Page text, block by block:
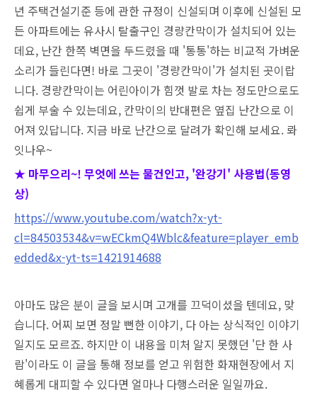
년 주택건설기준 등에 관한 규정이 신설되며 이후에 신설된 모
든 아파트에는 유사시 탈출구인 경량칸막이가 설치되어 있는
데요, 난간 한쪽 벽면을 두드렸을 때 '통통'하는 비교적 가벼운
소리가 들린다면! 바로 그곳이 '경량칸막이'가 설치된 곳이랍
니다. 경량칸막이는 어린아이가 힘껏 발로 차는 정도만으로도
쉽게 부술 수 있는데요, 칸막이의 반대편은 옆집 난간으로 이
어져 있답니다. 지금 바로 난간으로 달려가 확인해 보세요. 롸
잇나우~
★ 마무으리~! 무엇에 쓰는 물건인고, '완강기' 사용법(동영
상)
https://www.youtube.com/watch?x-yt-
cl=84503534&v=wECkmQ4Wblc&feature=player_emb
edded&x-yt-ts=1421914688
아마도 많은 분이 글을 보시며 고개를 끄덕이셨을 텐데요, 맞
습니다. 어찌 보면 정말 뻔한 이야기, 다 아는 상식적인 이야기
일지도 모르죠. 하지만 이 내용을 미처 알지 못했던 '단 한 사
람'이라도 이 글을 통해 정보를 얻고 위험한 화재현장에서 지
혜롭게 대피할 수 있다면 얼마나 다행스러운 일일까요.